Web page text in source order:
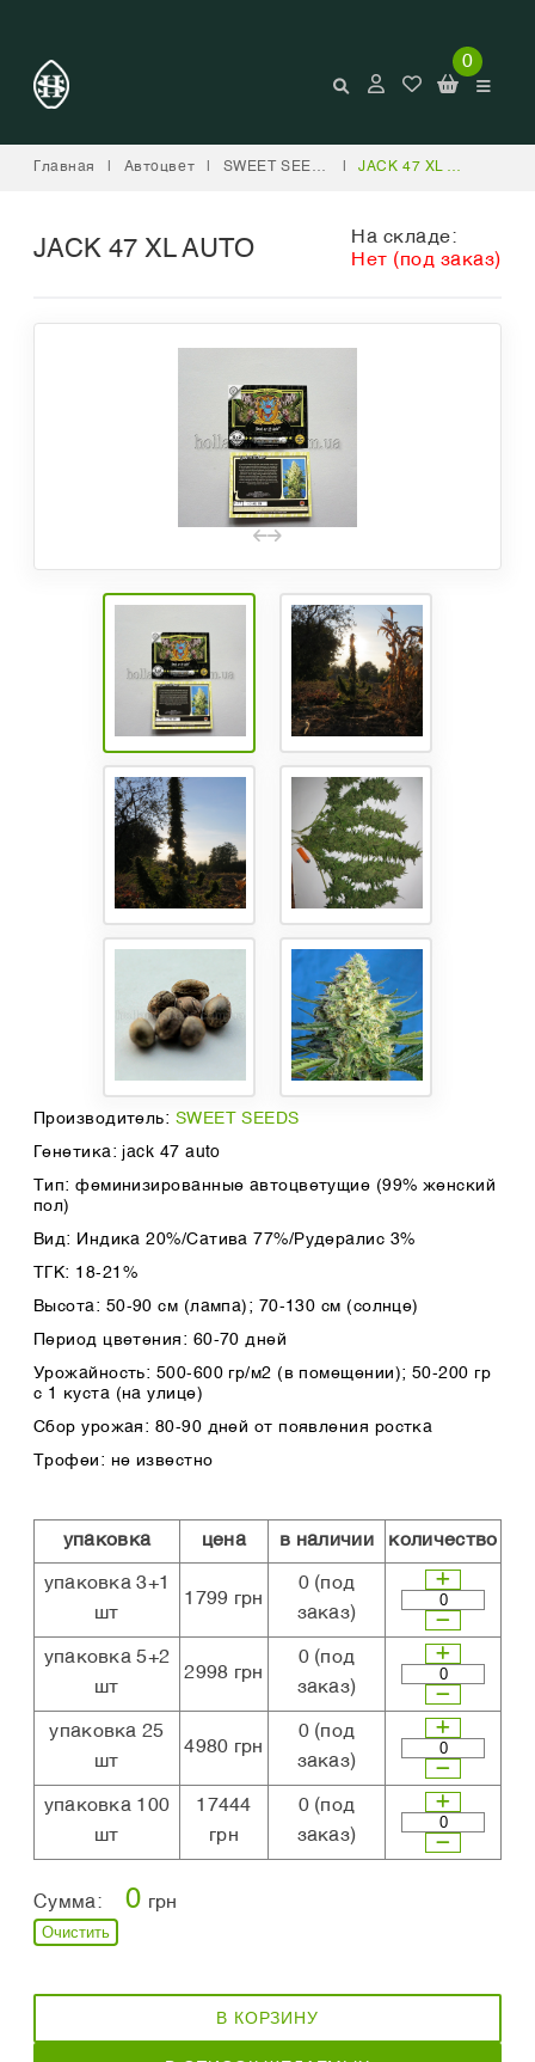
0
Главная Автоцвет SWEET SEEDS JACK 47 XL AUTO
JACK 47 XL AUTO
На складе:
Нет (под заказ)
Производитель: SWEET SEEDS
Генетика: jack 47 аuto
Тип: феминизированные автоцветущие (99% женский
пол)
Вид: Индика 20%/Сатива 77%/Рудералис 3%
ТГК: 18-21%
Высота: 50-90 см (лампа); 70-130 см (солнце)
Период цветения: 60-70 дней
Урожайность: 500-600 гр/м2 (в помещении); 50-200 гр
с 1 куста (на улице)
Сбор урожая: 80-90 дней от появления ростка
Трофеи: не известно
упаковка цена в наличии количество
упаковка 3+1
шт
1799 грн
0(под
заказ)
упаковка 5+2
шт
2998 грн
0(под
заказ)
упаковка 25
шт
4980 грн
0(под
заказ)
упаковка 100
шт
17444
грн
0(под
заказ)
Сумма: 0 грн
Очистить
В КОРЗИНУ